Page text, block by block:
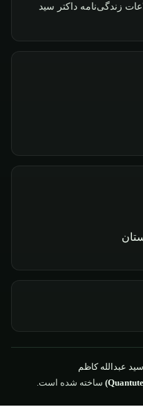
زندگی‌نامه داکتر سید
ساخته شده است.